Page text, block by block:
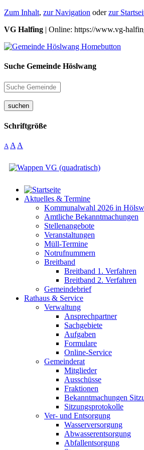
Zum Inhalt, zur Navigation oderzur
VG Halfing | Online: https://www.vg-
Suche Gemeinde Höslwang
suchen
Schriftgröße
A A A
Aktuelles & Termine
Kommunalwahl 2026 in
Amtliche Bekanntmachungen
Stellenangebote
Veranstaltungen
Müll-Termine
Notrufnummern
Breitband
Breitband 1. Verfahren
Breitband 2. Verfahren
Gemeindebrief
Rathaus & Service
Verwaltung
Ansprechpartner
Sachgebiete
Aufgaben
Formulare
Online-Service
Gemeinderat
Mitglieder
Ausschüsse
Fraktionen
Bekanntmachungen
Sitzungsprotokolle
Ver- und Entsorgung
Wasserversorgung
Abwasserentsorgung
Abfallentsorgung